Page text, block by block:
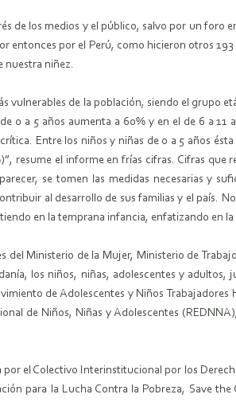
los medios y el público, salvo por un foro
por el Perú, como hicieron otros
nuestra niñez.
de la población, siendo el grupo
0 a 5 años aumenta a 60% y en el de 6 a 11
Entre los niños y niñas de 0 a 5 años
resume el informe en frías cifras. Cifras que
se tomen las medidas necesarias y
al desarrollo de sus familias y el país.
en la temprana infancia, enfatizando en la
Ministerio de la Mujer, Ministerio de
los niños, niñas, adolescentes y adultos,
de Adolescentes y Niños Trabajadores
de Niños, Niñas y Adolescentes
el Colectivo Interinstitucional por los
para la Lucha Contra la Pobreza, Save